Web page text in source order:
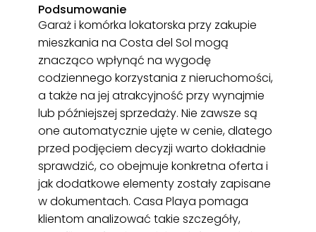
Podsumowanie
Garaż i komórka lokatorska przy zakupie
mieszkania na Costa del Sol mogą
znacząco wpłynąć na wygodę
codziennego korzystania z nieruchomości,
a także na jej atrakcyjność przy wynajmie
lub późniejszej sprzedaży. Nie zawsze są
one automatycznie ujęte w cenie, dlatego
przed podjęciem decyzji warto dokładnie
sprawdzić, co obejmuje konkretna oferta i
jak dodatkowe elementy zostały zapisane
w dokumentach. Casa Playa pomaga
klientom analizować takie szczegóły,